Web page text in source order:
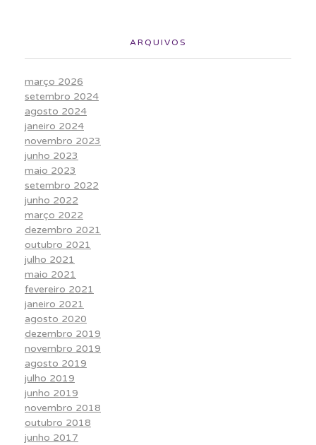
ARQUIVOS
março 2026
setembro 2024
agosto 2024
janeiro 2024
novembro 2023
junho 2023
maio 2023
setembro 2022
junho 2022
março 2022
dezembro 2021
outubro 2021
julho 2021
maio 2021
fevereiro 2021
janeiro 2021
agosto 2020
dezembro 2019
novembro 2019
agosto 2019
julho 2019
junho 2019
novembro 2018
outubro 2018
junho 2017